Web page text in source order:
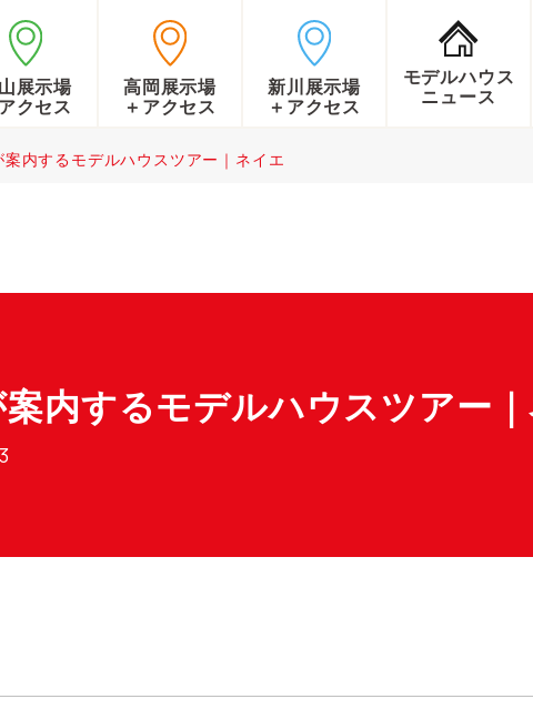
展示場
クセス
高岡展示場
＋アクセス
新川展示場
＋アクセス
モデルハウス
ニュース
案内するモデルハウスツアー｜ネイエ
内するモデルハウスツアー